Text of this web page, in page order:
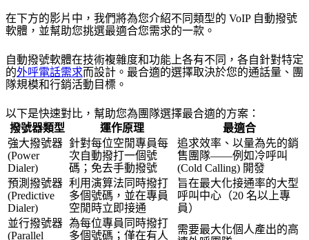
在下方的影片中，我們將為您介紹不同類型的 VoIP 自動撥號
軟體，並幫助您挑選最適合您需求的一款。
自動撥號軟體在技術複雜度和功能上各有不同，各自針對特定
的外呼電話需求而設計。最合適的選擇取決於您的通話量、團
隊規模和行銷活動目標。
以下是快速對比，幫助您為團隊選擇最合適的方案：
撥號器類型
運作原理
最適合
強大撥號器
(Power
Dialer)
針對每位空閒專員每
次自動撥打一個號
碼；免去手動撥號
追求效率、以量為先的銷
售團隊——例如冷呼叫
(Cold Calling) 開發
預測撥號器
(Predictive
Dialer)
利用演算法同時撥打
多個號碼，並在專員
空閒時立即接通
旨在最大化接通率的大型
呼叫中心（20 名以上專
員）
並行撥號器
(Parallel
為每位專員同時撥打
多個號碼；僅在有人
需要最大化個人產出的高